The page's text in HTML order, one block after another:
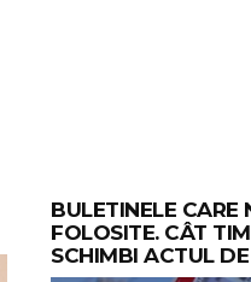
BULETINELE CARE
FOLOSITE. CÂT
SCHIMBI ACTUL